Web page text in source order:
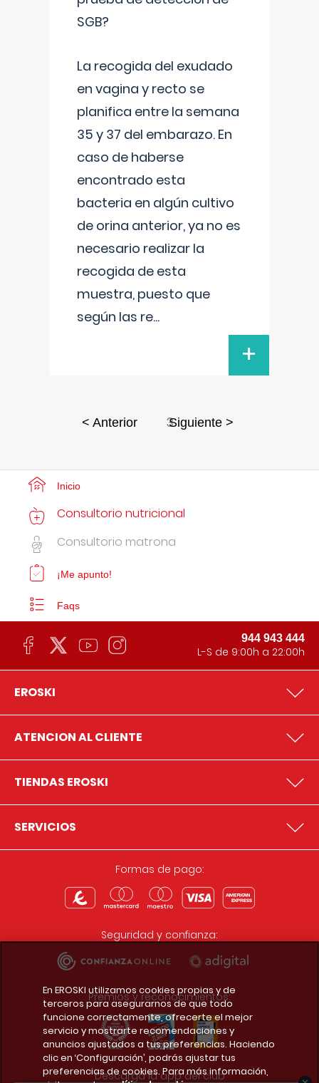
SGB?
La recogida del exudado
en vagina y recto se
planifica entre la semana
35 y 37 del embarazo. En
caso de haberse
encontrado esta
bacteria en algún cultivo
de orina anterior, ya no es
necesario realizar la
recogida de esta
muestra, puesto que
según las re...
+
< Anterior 3Siguiente >
Inicio
Consultorio nutricional
Consultorio matrona
¡Me apunto!
Faqs
944 943 444
L-S de 9:00h a 22:00h
EROSKI
ATENCION AL CLIENTE
TIENDAS EROSKI
SERVICIOS
Formas de pago:
Seguridad y confianza:
Premios y reconocimientos:
Descarga la app del club
En EROSKI utilizamos cookies propias y de
terceros para asegurarnos de que todo
funcione correctamente, ofrecerte el mejor
servicio y mostrarte recomendaciones y
anuncios ajustados a tus preferencias. Haciendo
clic en ‘Configuración’, podrás ajustar tus
preferencias de cookies. Para más información,